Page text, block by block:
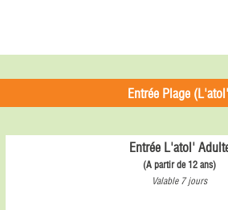
Entrée Plage
Entrée L'atol'
(A partir de 12 ans)
Valable 7 jours